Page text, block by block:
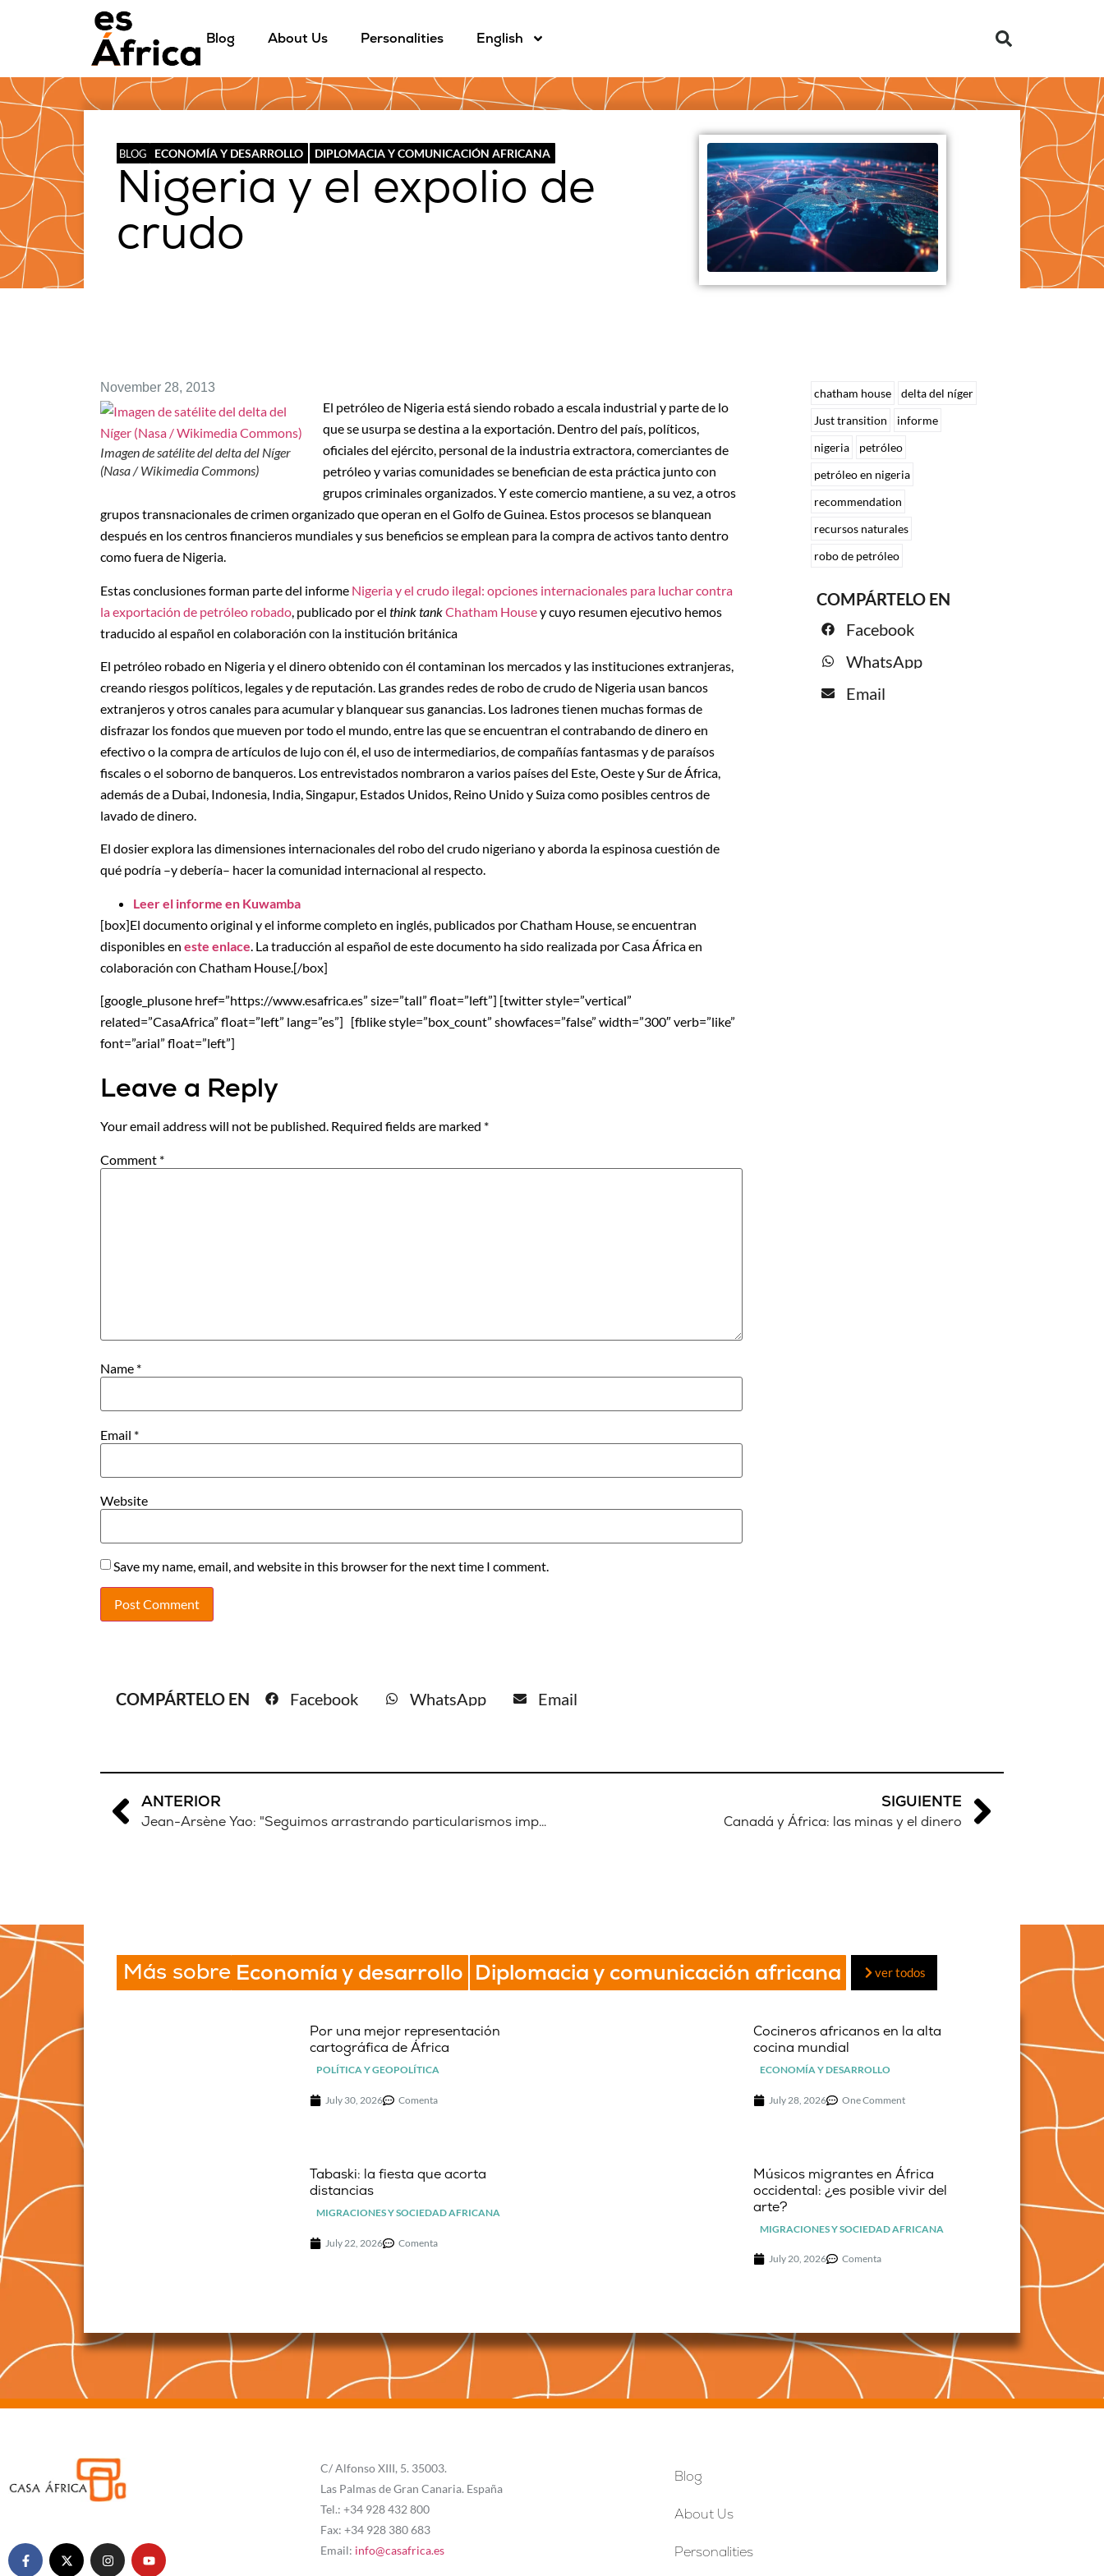
Blog About Us Personalities English
BLOG ECONOMÍA Y DESARROLLO DIPLOMACIA Y COMUNICACIÓN AFRICANA
Nigeria y el expolio de
crudo
November 28, 2013
Imagen de satélite del delta del Níger
(Nasa / Wikimedia Commons)
El petróleo de Nigeria está siendo robado a escala industrial y parte de lo
que se usurpa se destina a la exportación. Dentro del país, políticos,
oficiales del ejército, personal de la industria extractora, comerciantes de
petróleo y varias comunidades se benefician de esta práctica junto con
grupos criminales organizados. Y este comercio mantiene, a su vez, a otros
grupos transnacionales de crimen organizado que operan en el Golfo de Guinea. Estos procesos se blanquean
después en los centros financieros mundiales y sus beneficios se emplean para la compra de activos tanto dentro
como fuera de Nigeria.
Estas conclusiones forman parte del informe Nigeria y el crudo ilegal: opciones internacionales para luchar contra
la exportación de petróleo robado , publicado por el think tankChatham Housey cuyo resumen ejecutivo hemos
traducido al español en colaboración con la institución británica
El petróleo robado en Nigeria y el dinero obtenido con él contaminan los mercados y las instituciones extranjeras,
creando riesgos políticos, legales y de reputación. Las grandes redes de robo de crudo de Nigeria usan bancos
extranjeros y otros canales para acumular y blanquear sus ganancias. Los ladrones tienen muchas formas de
disfrazar los fondos que mueven por todo el mundo, entre las que se encuentran el contrabando de dinero en
efectivo o la compra de artículos de lujo con él, el uso de intermediarios, de compañías fantasmas y de paraísos
fiscales o el soborno de banqueros. Los entrevistados nombraron a varios países del Este, Oeste y Sur de África,
además de a Dubai, Indonesia, India, Singapur, Estados Unidos, Reino Unido y Suiza como posibles centros de
lavado de dinero.
El dosier explora las dimensiones internacionales del robo del crudo nigeriano y aborda la espinosa cuestión de
qué podría –y debería– hacer la comunidad internacional al respecto.
Leer el informe en Kuwamba
[box]El documento original y el informe completo en inglés, publicados por Chatham House, se encuentran
disponibles en este enlace . La traducción al español de este documento ha sido realizada por Casa África en
colaboración con Chatham House.[/box]
[google_plusone href=”https://www.esafrica.es” size=”tall” float=”left”] [twitter style=”vertical”
related=”CasaAfrica” float=”left” lang=”es”] [fblike style=”box_count” showfaces=”false” width=”300″ verb=”like”
font=”arial” float=”left”]
Leave a Reply
Your email address will not be published. Required fields are marked *
Comment *
Name *
Email *
Website
Save my name, email, and website in this browser for the next time I comment.
chatham house
delta del níger
Just transition
informe
nigeria
petróleo
petróleo en nigeria
recommendation
recursos naturales
robo de petróleo
COMPÁRTELO EN
Facebook
WhatsApp
Email
COMPÁRTELO EN Facebook WhatsApp Email
ANTERIOR
Jean-Arsène Yao: "Seguimos arrastrando particularismos impuestos en la época colonial"
SIGUIENTE
Canadá y África: las minas y el dinero
Más sobre Economía y desarrollo Diplomacia y comunicación africana ver todos
Por una mejor representación
cartográfica de África
POLÍTICA Y GEOPOLÍTICA
July 30, 2026 Comenta
Cocineros africanos en la alta
cocina mundial
ECONOMÍA Y DESARROLLO
July 28, 2026 One Comment
Tabaski: la fiesta que acorta
distancias
MIGRACIONES Y SOCIEDAD AFRICANA
July 22, 2026 Comenta
Músicos migrantes en África
occidental: ¿es posible vivir del
arte?
MIGRACIONES Y SOCIEDAD AFRICANA
July 20, 2026 Comenta
C/ Alfonso XIII, 5. 35003.
Las Palmas de Gran Canaria. España
Tel.: +34 928 432 800
Fax: +34 928 380 683
Email: info@casafrica.es
Blog
About Us
Personalities